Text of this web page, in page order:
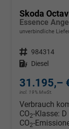
Skoda
unverbindliche
Fahrzeugnr. 984314
Kraftstoff Diesel
31.195,–
incl. 19% MwSt.
Verbrauch
CO2-Klasse: D
CO2-